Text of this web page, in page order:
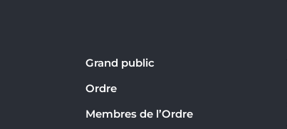
Grand public
Ordre
Membres de l’Ordre